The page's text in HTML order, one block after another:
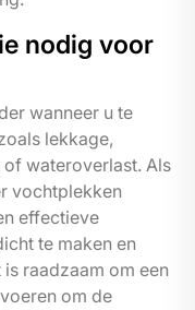
nodig voor
wanneer u te
lekkage,
wateroverlast. Als
vochtplekken
effectieve
te maken en
raadzaam om een
om de